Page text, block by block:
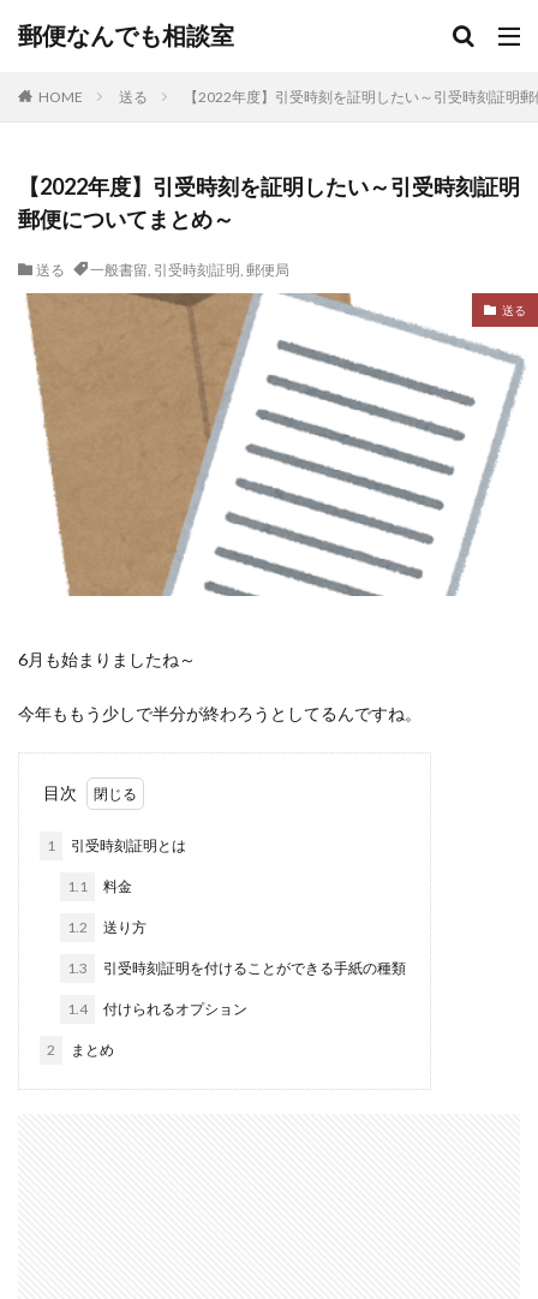
郵便なんでも相談室
HOME 送る 【2022年度】引受時刻を証明したい～引受時刻証明
【2022年度】引受時刻を証明したい～引受時刻証明
郵便についてまとめ～
送る 一般書留, 引受時刻証明, 郵便局
送る
6月も始まりましたね～
今年ももう少しで半分が終わろうとしてるんですね。
目次
1 引受時刻証明とは
1.1 料金
1.2 送り方
1.3 引受時刻証明を付けることができる手紙の種類
1.4 付けられるオプション
2 まとめ